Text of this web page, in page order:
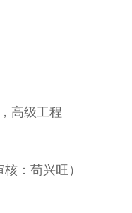
高级工程
：苟兴旺）